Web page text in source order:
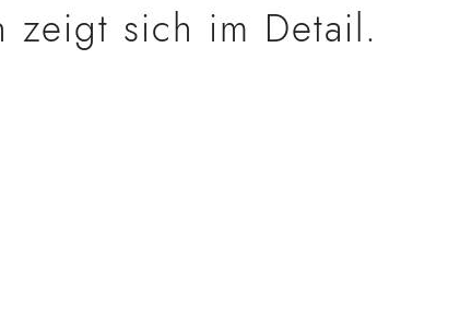
zeigt sich im Detail.